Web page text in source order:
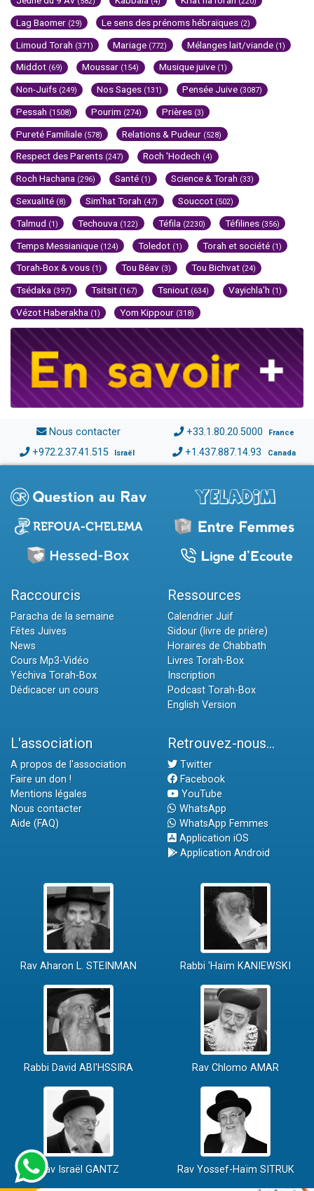
Lag Baomer (29) Le sens des prénoms hébraïques (2)
Limoud Torah (371) Mariage (772) Mélanges lait/viande (1)
Middot (69) Moussar (154) Musique juive (1)
Non-Juifs (249) Nos Sages (131) Pensée Juive (3087)
Pessah (1508) Pourim (274) Prières (3)
Pureté Familiale (578) Relations & Pudeur (528)
Respect des Parents (247) Roch 'Hodech (4)
Roch Hachana (296) Santé (1) Science & Torah (33)
Sexualité (8) Sim'hat Torah (47) Souccot (502)
Talmud (1) Techouva (122) Téfila (2230) Téfilines (356)
Temps Messianique (124) Toledot (1) Torah et société (1)
Torah-Box & vous (1) Tou Béav (3) Tou Bichvat (24)
Tsédaka (397) Tsitsit (167) Tsniout (634) Vayichla'h (1)
Vézot Haberakha (1) Yom Kippour (318)
Nous contacter +33.1.80.20.5000 France
+972.2.37.41.515 Israël +1.437.887.14.93 Canada
Raccourcis
Paracha de la semaine
Fêtes Juives
News
Cours Mp3-Vidéo
Yéchiva Torah-Box
Dédicacer un cours
Ressources
Calendrier Juif
Sidour (livre de prière)
Horaires de Chabbath
Livres Torah-Box
Inscription
Podcast Torah-Box
English Version
L'association
A propos de l'association
Faire un don !
Mentions légales
Nous contacter
Aide (FAQ)
Retrouvez-nous...
Twitter
Facebook
YouTube
WhatsApp
WhatsApp Femmes
Application iOS
Application Android
Rav Aharon L. STEINMAN Rabbi 'Haïm KANIEWSKI
Rabbi David ABI'HSSIRA Rav Chlomo AMAR
Rav Israël GANTZ Rav Yossef-Haïm SITRUK